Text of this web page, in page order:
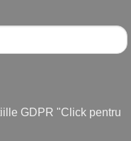
GDPR "Click pentru